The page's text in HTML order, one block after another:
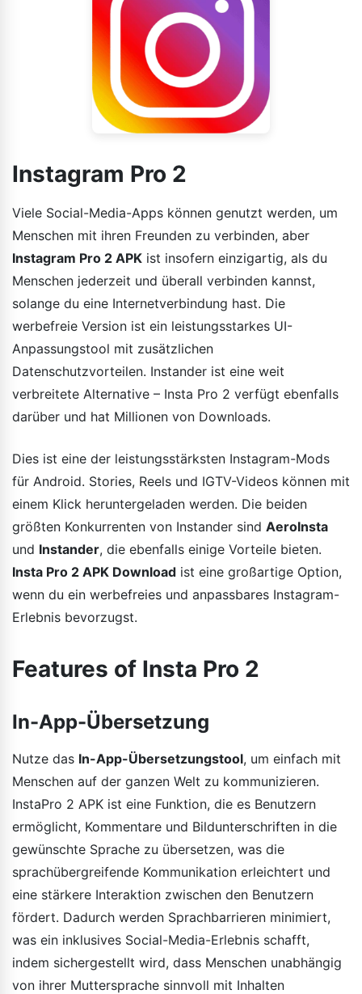
Instagram Pro 2
Viele Social-Media-Apps können genutzt werden, um
Menschen mit ihren Freunden zu verbinden, aber
Instagram Pro 2 APK ist insofern einzigartig, als du
Menschen jederzeit und überall verbinden kannst,
solange du eine Internetverbindung hast. Die
werbefreie Version ist ein leistungsstarkes UI-
Anpassungstool mit zusätzlichen
Datenschutzvorteilen. Instander ist eine weit
verbreitete Alternative – Insta Pro 2 verfügt ebenfalls
darüber und hat Millionen von Downloads.
Dies ist eine der leistungsstärksten Instagram-Mods
für Android. Stories, Reels und IGTV-Videos können mit
einem Klick heruntergeladen werden. Die beiden
größten Konkurrenten von Instander sind AeroInsta
und Instander, die ebenfalls einige Vorteile bieten.
Insta Pro 2 APK Download ist eine großartige Option,
wenn du ein werbefreies und anpassbares Instagram-
Erlebnis bevorzugst.
Features of Insta Pro 2
In-App-Übersetzung
Nutze das In-App-Übersetzungstool, um einfach mit
Menschen auf der ganzen Welt zu kommunizieren.
InstaPro 2 APK ist eine Funktion, die es Benutzern
ermöglicht, Kommentare und Bildunterschriften in die
gewünschte Sprache zu übersetzen, was die
sprachübergreifende Kommunikation erleichtert und
eine stärkere Interaktion zwischen den Benutzern
fördert. Dadurch werden Sprachbarrieren minimiert,
was ein inklusives Social-Media-Erlebnis schafft,
indem sichergestellt wird, dass Menschen unabhängig
von ihrer Muttersprache sinnvoll mit Inhalten